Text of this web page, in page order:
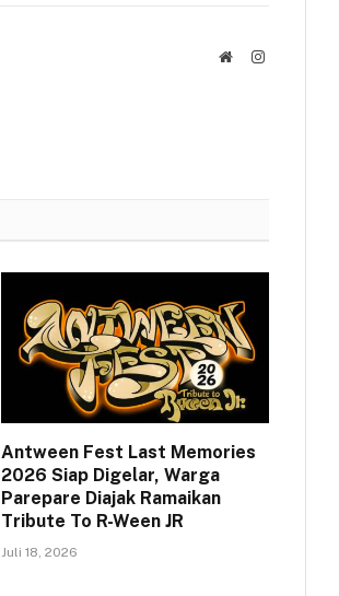
WebsiteInstagram
Antween Fest Last Memories
2026 Siap Digelar, Warga
Parepare Diajak Ramaikan
Tribute To R-Ween JR
Juli 18, 2026